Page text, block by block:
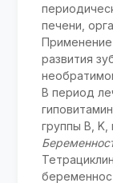
печени,
развития
В период
группы B,